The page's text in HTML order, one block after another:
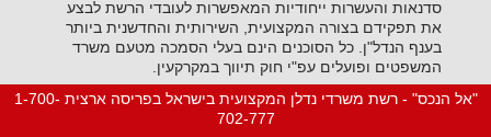
סדנאות והעשרות ייחודיות המאפשרות לעובדי הרשת לבצע
את תפקידם בצורה המקצועית, השירותית והחדשנית ביותר
בענף הנדל"ן. כל הסוכנים הינם בעלי הסמכה מטעם משרד
המשפטים ופועלים עפ"י חוק תיווך במקרקעין.
"אל הנכס" - רשת משרדי נדלן המקצועית בישראל בפריסה ארצית 1-700-
702-777